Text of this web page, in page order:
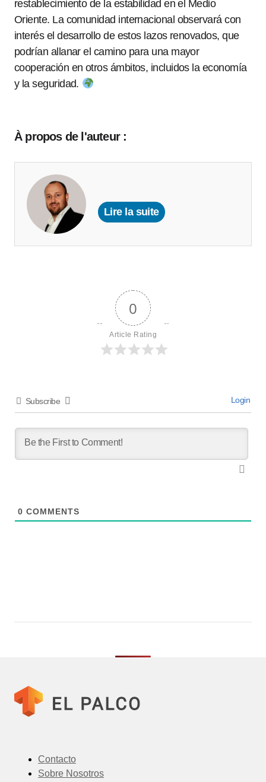
restablecimiento de la estabilidad en el Medio
Oriente. La comunidad internacional observará con
interés el desarrollo de estos lazos renovados, que
podrían allanar el camino para una mayor
cooperación en otros ámbitos, incluidos la economía
y la seguridad.
À propos de l'auteur :
Lire la suite
0
Article Rating
Subscribe Login
0 COMMENTS
Contacto
Sobre Nosotros